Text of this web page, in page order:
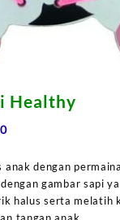
Healthy
Harga
ini
adalah:
Rp33.750.
dengan
gambar sapi
halus serta melatih
tangan anak.